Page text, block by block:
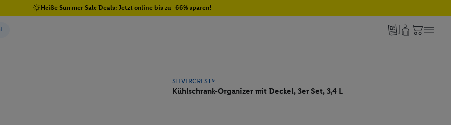
Heiße Summer Sale Deals: Jetzt online bis zu -66% sparen!
SILVERCREST®
Kühlschrank-Organizer mit Deckel, 3er Set, 3,4 L